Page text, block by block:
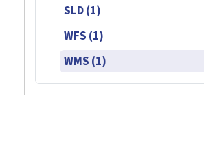
SLD (1)
WFS (1)
WMS (1)